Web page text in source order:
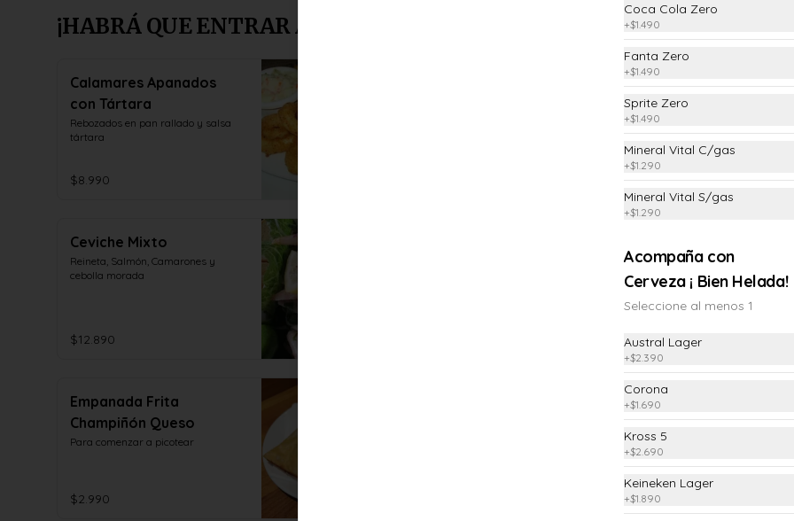
¡HABRÁ QUE ENTRAR A PICAR POH!
Calamares Apanados
con Tártara
Rebozados en pan rallado y salsa
tártara
$8.990
Ceviche Mixto
Reineta, Salmón, Camarones y
cebolla morada
$12.890
Empanada Frita
Champiñón Queso
Para comenzar a picotear
$2.990
Coca Cola Zero
+$1.490
Fanta Zero
+$1.490
Sprite Zero
+$1.490
Mineral Vital C/gas
+$1.290
Mineral Vital S/gas
+$1.290
Acompaña con
Cerveza ¡ Bien Helada!
Seleccione al menos 1
Austral Lager
+$2.390
Corona
+$1.690
Kross 5
+$2.690
Keineken Lager
+$1.890